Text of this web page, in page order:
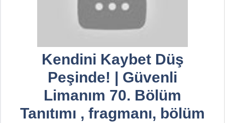
Kendini Kaybet Düş
Peşinde! | Güvenli
Limanım 70. Bölüm
Tanıtımı , fragmanı, bölüm